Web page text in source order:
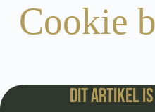
Cookie
Dit artikel